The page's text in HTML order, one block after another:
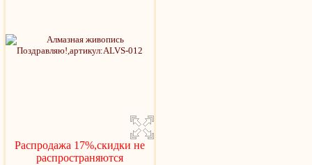
Распродажа 17%,скидки не
распространяются